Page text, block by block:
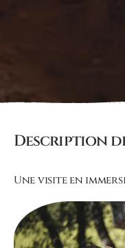
Description
Une visite en